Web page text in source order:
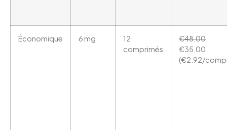
Économique 6 mg
12
comprimés
€48.00
€35.00
(€2.92/